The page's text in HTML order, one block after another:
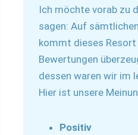
Ich möchte vorab zu
sagen: Auf
kommt dieses
Bewertungen
dessen waren wir im
Hier ist unsere
Positiv